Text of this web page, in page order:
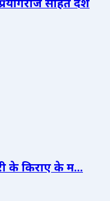
सहित देश
के किराए के म...